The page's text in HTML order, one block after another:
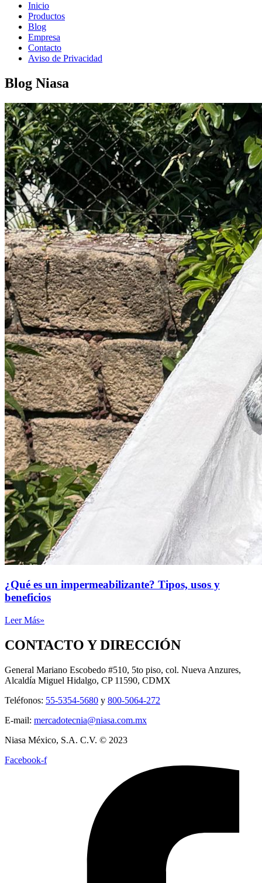
Inicio
Productos
Blog
Empresa
Contacto
Aviso de Privacidad
Blog Niasa
¿Qué es un impermeabilizante? Tipos, usos y
beneficios
Leer Más»
CONTACTO Y DIRECCIÓN
General Mariano Escobedo #510, 5to piso, col. Nueva Anzures,
Alcaldía Miguel Hidalgo, CP 11590, CDMX
Teléfonos: 55-5354-5680 y 800-5064-272
E-mail: mercadotecnia@niasa.com.mx
Niasa México, S.A. C.V. © 2023
Facebook-f